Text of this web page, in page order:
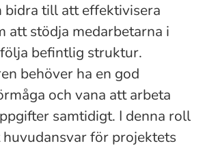
bidra till att effektivisera
att stödja medarbetarna i
befintlig struktur.
behöver ha en god
och vana att arbeta
samtidigt. I denna roll
för projektets